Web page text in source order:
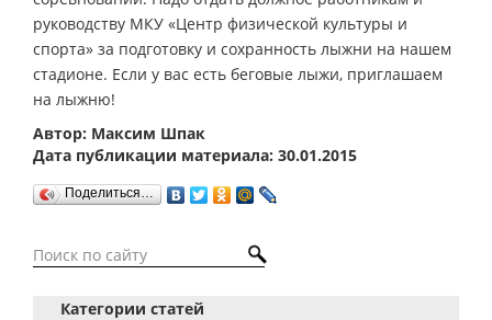
руководству МКУ «Центр физической культуры и
спорта» за подготовку и сохранность лыжни на нашем
стадионе. Если у вас есть беговые лыжи, приглашаем
на лыжню!
Автор: Максим Шпак
Дата публикации материала: 30.01.2015
Поделиться…
Категории статей